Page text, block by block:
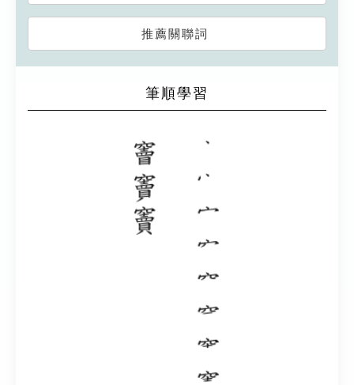
推薦關聯詞
筆順學習